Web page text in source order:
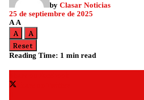
by Clasar Noticias
25 de septiembre de 2025
A A
A
A
Reset
Reading Time: 1 min read